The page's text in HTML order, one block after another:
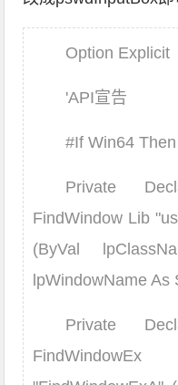
Option Explicit
'API宣告
#If Win64 Then
Private
FindWindow Lib
(ByVal
lpWindowName
Private